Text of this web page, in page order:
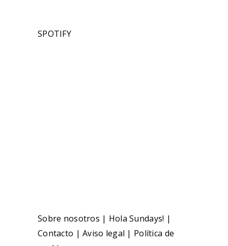
SPOTIFY
Sobre nosotros | Hola Sundays! |
Contacto |Aviso legal | Política de